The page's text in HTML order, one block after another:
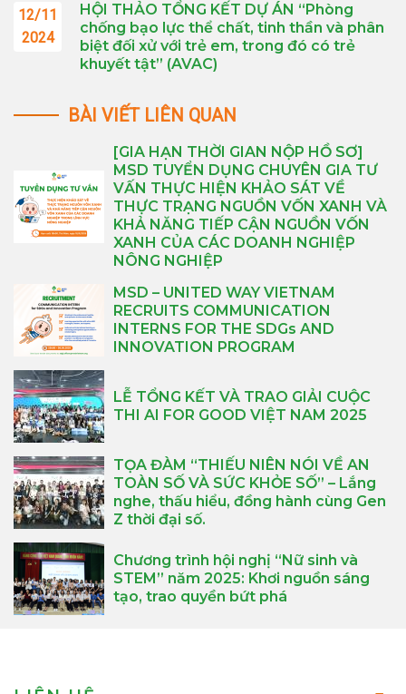
12/11
2024
HỘI THẢO TỔNG KẾT DỰ ÁN “Phòng
chống bạo lực thể chất, tinh thần và phân
biệt đối xử với trẻ em, trong đó có trẻ
khuyết tật” (AVAC)
BÀI VIẾT LIÊN QUAN
[GIA HẠN THỜI GIAN NỘP HỒ SƠ]
MSD TUYỂN DỤNG CHUYÊN GIA TƯ
VẤN THỰC HIỆN KHẢO SÁT VỀ
THỰC TRẠNG NGUỒN VỐN XANH VÀ
KHẢ NĂNG TIẾP CẬN NGUỒN VỐN
XANH CỦA CÁC DOANH NGHIỆP
NÔNG NGHIỆP
MSD – UNITED WAY VIETNAM
RECRUITS COMMUNICATION
INTERNS FOR THE SDGs AND
INNOVATION PROGRAM
LỄ TỔNG KẾT VÀ TRAO GIẢI CUỘC
THI AI FOR GOOD VIỆT NAM 2025
TỌA ĐÀM “THIẾU NIÊN NÓI VỀ AN
TOÀN SỐ VÀ SỨC KHỎE SỐ” – Lắng
nghe, thấu hiểu, đồng hành cùng Gen
Z thời đại số.
Chương trình hội nghị “Nữ sinh và
STEM” năm 2025: Khơi nguồn sáng
tạo, trao quyền bứt phá